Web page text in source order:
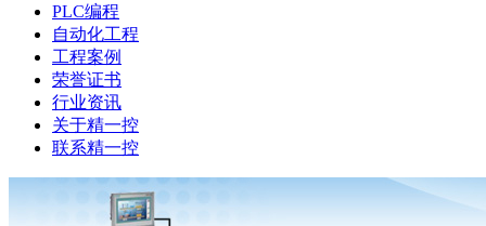
PLC编程
自动化工程
工程案例
荣誉证书
行业资讯
关于精一控
联系精一控